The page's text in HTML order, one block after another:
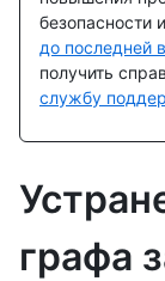
безопасности
до последней
получить
службу
графа